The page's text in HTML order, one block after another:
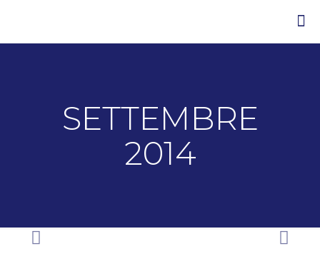
SETTEMBRE
2014